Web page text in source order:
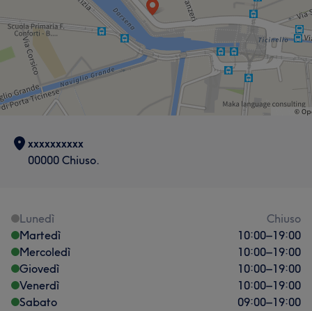
xxxxxxxxxx
00000 Chiuso.
Lunedì
Chiuso
Martedì
10:00–19:00
Mercoledì
10:00–19:00
Giovedì
10:00–19:00
Venerdì
10:00–19:00
Sabato
09:00–19:00